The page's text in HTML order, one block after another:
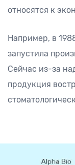
относятся к
Например, в
запустила
Сейчас из-за
продукция